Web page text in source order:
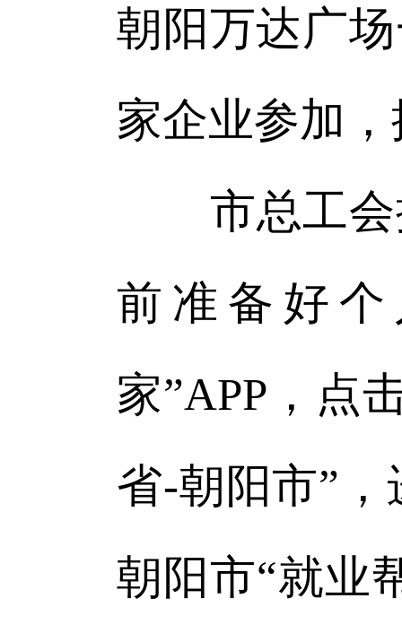
朝阳万达广
家企业参加
市总工会
前准备好
家”APP，点
省-朝阳市”，
朝阳市“就业